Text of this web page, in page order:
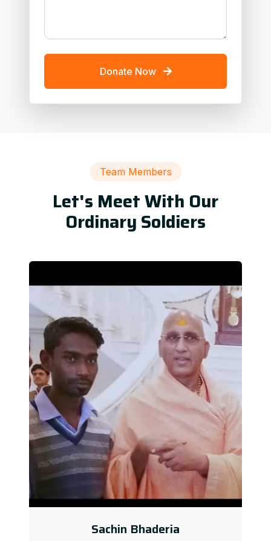
Donate Now
Team Members
Let's Meet With Our
Ordinary Soldiers
Sachin Bhaderia